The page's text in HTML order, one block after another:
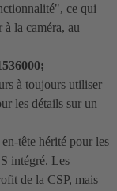
ce qui
à la caméra, au
à toujours utiliser
les détails sur un
tête hérité pour les
intégré. Les
de la CSP, mais